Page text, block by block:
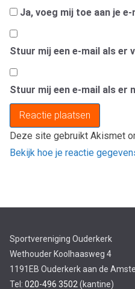
Ja, voeg mij toe aan je
Stuur mij een e-mail als er
Stuur mij een e-mail als er
Deze site gebruikt Akismet
Bekijk hoe je reactie
Sportvereniging Ouderkerk
Wethouder Koolhaasweg 4
1191EB Ouderkerk aan de Amstel
Tel: 020-496 3502 (kantine)